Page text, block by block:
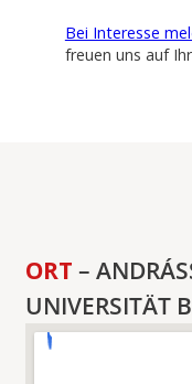
Bei Interesse
freuen uns auf
ORT –
UNIVERSITÄT